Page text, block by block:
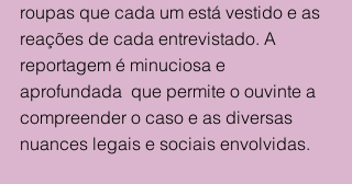
roupas que cada um está vestido e as
reações de cada entrevistado. A
reportagem é minuciosa e
aprofundada  que permite o ouvinte a
compreender o caso e as diversas
nuances legais e sociais envolvidas.